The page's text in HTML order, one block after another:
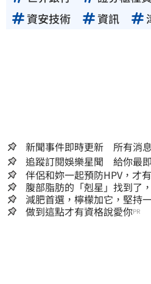
資安技術
資訊
新聞事件即時更新 所有消息
追蹤訂閱娛樂星聞 給你最
伴侶和妳一起預防HPV，才
腹部脂肪的「剋星」找到了
囊，瘦出小蠻腰
減肥首選，檸檬加它，堅持
人生
做到這點才有資格說愛你PR